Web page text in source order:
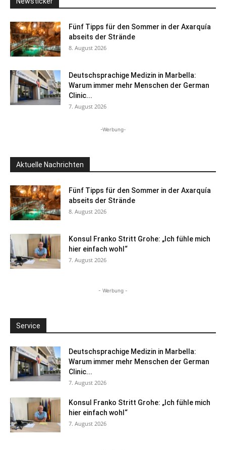
Fünf Tipps für den Sommer in der Axarquía
abseits der Strände
8. August 2026
Deutschsprachige Medizin in Marbella:
Warum immer mehr Menschen der German
Clinic...
7. August 2026
-Werbung-
Aktuelle Nachrichten
Fünf Tipps für den Sommer in der Axarquía
abseits der Strände
8. August 2026
Konsul Franko Stritt Grohe: „Ich fühle mich
hier einfach wohl“
7. August 2026
- Werbung -
Service
Deutschsprachige Medizin in Marbella:
Warum immer mehr Menschen der German
Clinic...
7. August 2026
Konsul Franko Stritt Grohe: „Ich fühle mich
hier einfach wohl“
7. August 2026